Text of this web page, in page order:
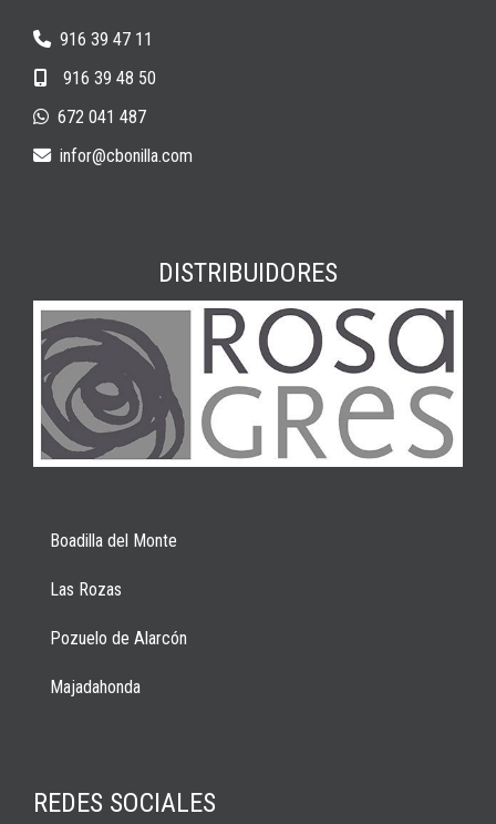
916 39 47 11
916 39 48 50
672 041 487
infor
cbonilla.com
DISTRIBUIDORES
Boadilla del Monte
Las Rozas
Pozuelo de Alarcón
Majadahonda
REDES SOCIALES